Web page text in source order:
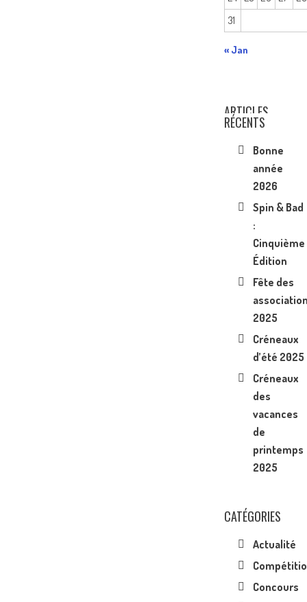
31
« Jan
ARTICLES
RÉCENTS
Bonne
année
2026
Spin & Bad
:
Cinquième
Édition
Fête des
2025
Créneaux
d’été 2025
Créneaux
des
vacances
de
printemps
2025
CATÉGORIES
Actualité
Concours